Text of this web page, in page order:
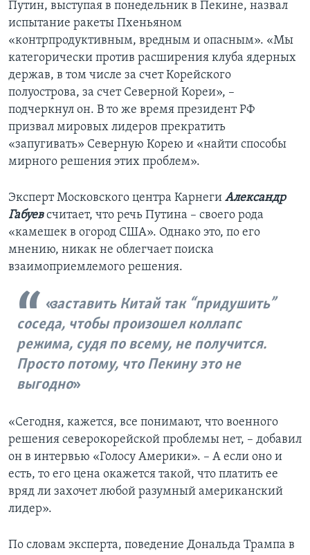
Путин, выступая в понедельник в Пекине, назвал
испытание ракеты Пхеньяном
«контрпродуктивным, вредным и опасным». «Мы
категорически против расширения клуба ядерных
держав, в том числе за счет Корейского
полуострова, за счет Северной Кореи», –
подчеркнул он. В то же время президент РФ
призвал мировых лидеров прекратить
«запугивать» Северную Корею и «найти способы
мирного решения этих проблем».
Эксперт Московского центра Карнеги Александр
Габуевсчитает, что речь Путина – своего рода
«камешек в огород США». Однако это, по его
мнению, никак не облегчает поиска
взаимоприемлемого решения.
заставить Китай так “придушить”
соседа, чтобы произошел коллапс
режима, судя по всему, не получится.
Просто потому, что Пекину это не
выгодно
«Сегодня, кажется, все понимают, что военного
решения северокорейской проблемы нет, – добавил
он в интервью «Голосу Америки». – А если оно и
есть, то его цена окажется такой, что платить ее
вряд ли захочет любой разумный американский
лидер».
По словам эксперта, поведение Дональда Трампа в